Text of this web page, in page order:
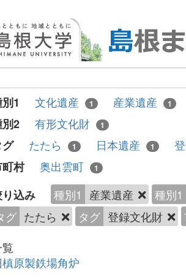
1 文化遺産 1 産業遺産 1
2 有形文化財 1
グ たたら 1 日本遺産 1
村
奥出雲町 1
込み 種別1 産業遺産
種別1
グ たたら タグ 登録文化財
槙原製鉄場角炉